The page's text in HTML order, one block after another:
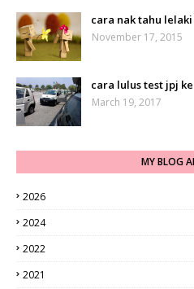
cara nak tahu
November 17, 2015
cara lulus test jpj
March 19, 2017
MY BLOG
2026
2024
2022
2021